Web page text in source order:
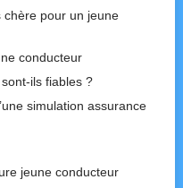
pour un jeune
conducteur
ils fiables ?
simulation assurance
jeune conducteur